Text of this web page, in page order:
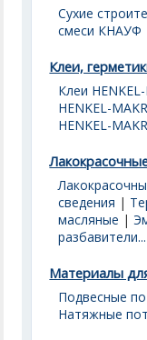
Сухие
смеси КНАУФ
Клеи,
Клеи
HENKEL-
HENKEL-
сведения |
масляные |
разбавители...
Материалы
Подвесные
Натяжные